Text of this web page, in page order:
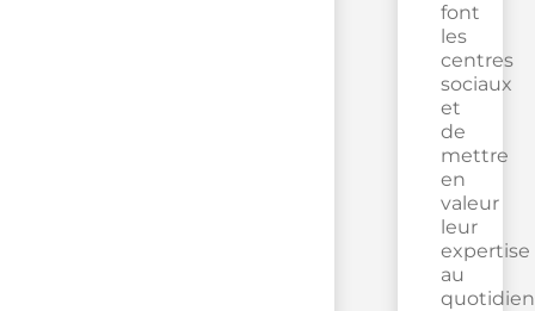
font
les
centres
sociaux
et
de
mettre
en
valeur
leur
expertise
au